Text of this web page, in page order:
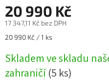
20 990 Kč
17 347,11 Kč bez DPH
Měrná
20 990 Kč / 1 ks
Skladem ve skladu
zahraničí(5 ks)